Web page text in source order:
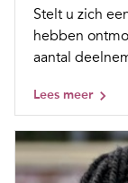
Stelt u zich
hebben
aantal
Lees meer